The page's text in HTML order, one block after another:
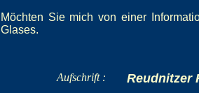
Möchten Sie mich von einer
Glases.
Aufschrift : Reudnitzer